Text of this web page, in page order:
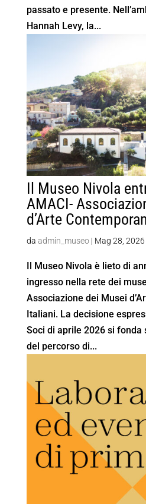
passato e presente.
Hannah Levy, la...
Il Museo Nivola
AMACI-
d’Arte
da admin_museo| Mag 28, 2026
Il Museo Nivola è lieto di
ingresso nella rete dei
Associazione dei Musei
Italiani. La decisione
Soci di aprile 2026 si fonda
del percorso di...